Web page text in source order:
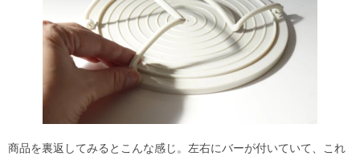
商品を裏返してみるとこんな感じ。左右にバーが付いていて、これ